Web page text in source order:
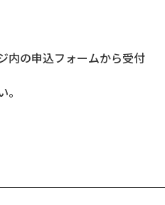
内の申込フォームから受付